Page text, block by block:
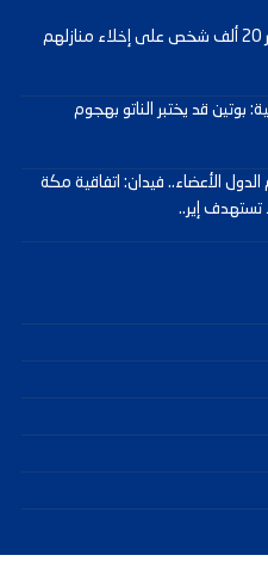
حرائق الغابات تجبر 20 ألف شخص على إخلاء منازلهم
بوتين قد يختبر الناتو بهجوم
الأعضاء.. فيدان: اتفاقية مكة
تستهدف إير..